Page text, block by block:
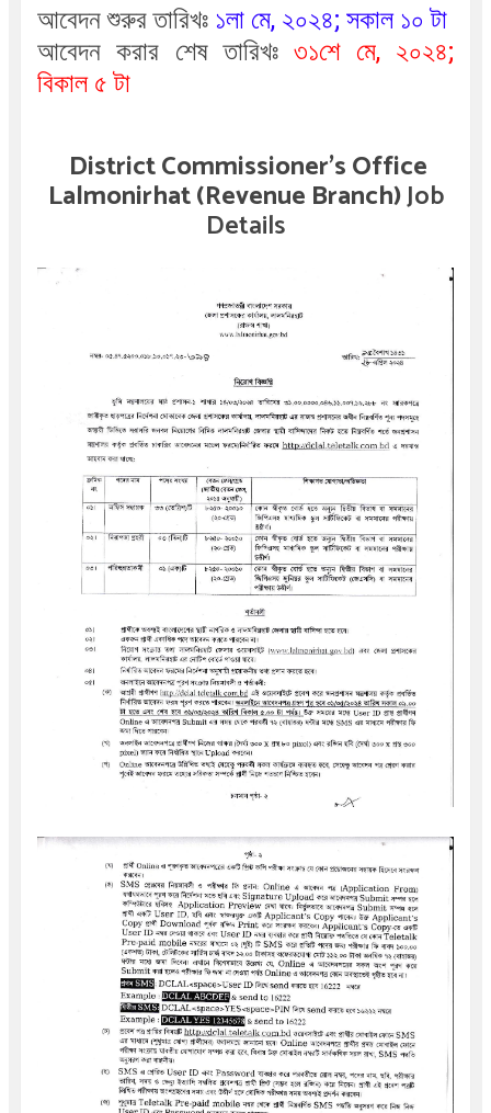
আবেদন শুরুর তারিখঃ১লা মে,২০২৪; সকাল ১০ টা
আবেদন করার শেষ তারিখঃ৩১শে মে,২০২৪;
বিকাল ৫ টা
District Commissioner's Office
Lalmonirhat (Revenue Branch)Job
Details